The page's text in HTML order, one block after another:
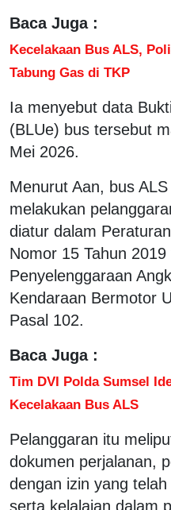
Baca Juga :
Kecelakaan Bus ALS,
Tabung Gas di TKP
Ia menyebut data
(BLUe) bus tersebut
Mei 2026.
Menurut Aan, bus
melakukan
diatur dalam
Nomor 15 Tahun 2019
Penyelenggaraan
Kendaraan Bermotor
Pasal 102.
Baca Juga :
Tim DVI Polda Sumsel
Kecelakaan Bus ALS
Pelanggaran itu
dokumen perjalanan,
dengan izin yang
serta kelalaian dalam